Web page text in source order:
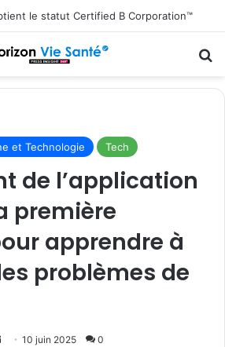
le statut Certified B Corporation™
et Technologie Tech
de l’application
première
apprendre à
problèmes de
Envoyer10 juin 2025 0